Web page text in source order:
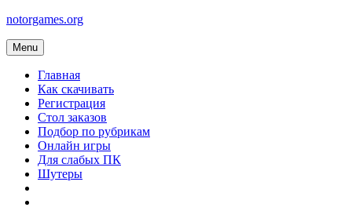
Skip
content
notorgames.org
Menu
Главная
Как скачивать
Регистрация
Стол заказов
Подбор по рубрикам
Онлайн игры
Для слабых ПК
Шутеры